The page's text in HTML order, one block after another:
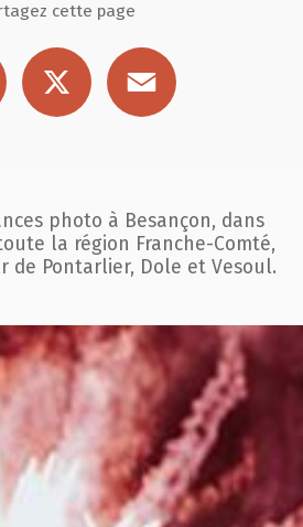
cette page
Facebook
photo à Besançon, dans
la région Franche-Comté,
de Pontarlier, Dole et Vesoul.